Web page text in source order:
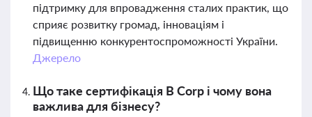
підтримку для впровадження сталих практик, що
сприяє розвитку громад, інноваціям і
підвищенню конкурентоспроможності України.
Джерело
Що таке сертифікація B Corp і чому вона
важлива для бізнесу?